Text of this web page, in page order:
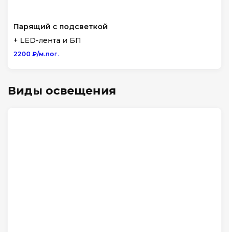
Парящий с подсветкой
+ LED-лента и БП
2200 ₽/м.пог.
Виды освещения